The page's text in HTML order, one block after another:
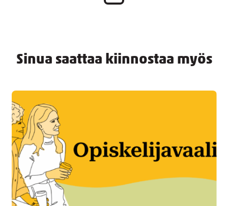
Sinua saattaa kiinnostaa myös